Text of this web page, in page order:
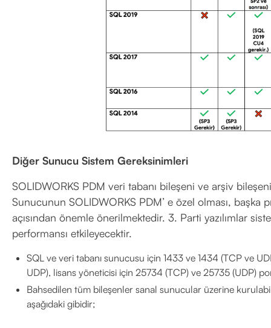
Diğer Sunucu Sistem Gereksinimleri
SOLIDWORKS PDM veri tabanı bileşeni ve arşiv
Sunucunun SOLIDWORKS PDM’ e özel olması, başka
açısından önemle önerilmektedir. 3. Parti yazılımlar
performansı etkileyecektir.
SQL ve veri tabanı sunucusu için 1433 ve 1434 (TCP ve
UDP), lisans yöneticisi için 25734 (TCP) ve 25735 (UDP)
Bahsedilen tüm bileşenler sanal sunucular üzerine
aşağıdaki gibidir;